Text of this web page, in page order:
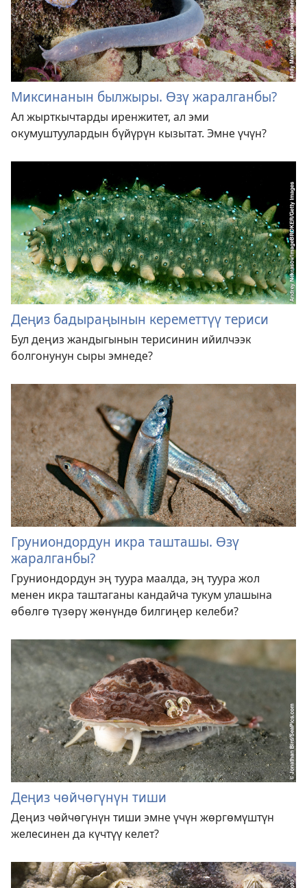
Миксинанын былжыры. Өзү жаралганбы?
Ал жырткычтарды иренжитет, ал эми
окумуштуулардын бүйүрүн кызытат. Эмне үчүн?
Деңиз бадыраңынын кереметтүү териси
Бул деңиз жандыгынын терисинин ийилчээк
болгонунун сыры эмнеде?
Груниондордун икра ташташы. Өзү
жаралганбы?
Груниондордун эң туура маалда, эң туура жол
менен икра таштаганы кандайча тукум улашына
өбөлгө түзөрү жөнүндө билгиңер келеби?
Деңиз чөйчөгүнүн тиши
Деңиз чөйчөгүнүн тиши эмне үчүн жөргөмүштүн
желесинен да күчтүү келет?